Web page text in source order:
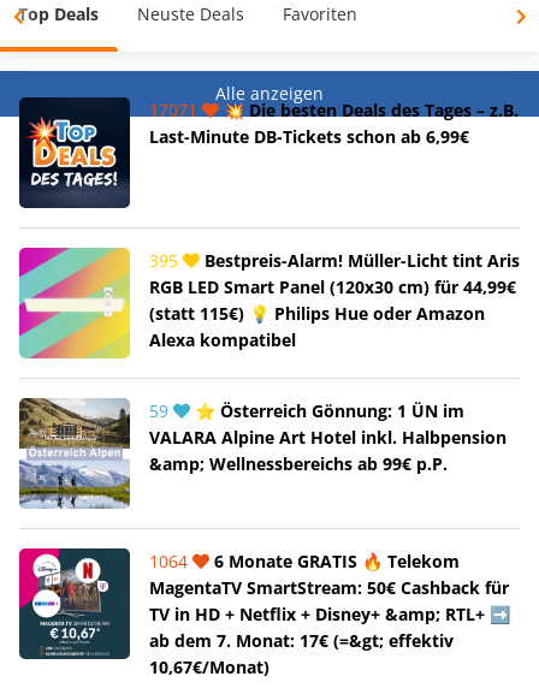
Top Deals Neuste Deals Favoriten
Alle anzeigen
17071
💥 Die besten Deals des Tages – z.B.
Last-Minute DB-Tickets schon ab 6,99€
395
Bestpreis-Alarm! Müller-Licht tint Aris
RGB LED Smart Panel (120x30 cm) für 44,99€
(statt 115€) 💡 Philips Hue oder Amazon
Alexa kompatibel
59
⭐ Österreich Gönnung: 1 ÜN im
VALARA Alpine Art Hotel inkl. Halbpension
&amp; Wellnessbereichs ab 99€ p.P.
1064
6 Monate GRATIS 🔥 Telekom
MagentaTV SmartStream: 50€ Cashback für
TV in HD + Netflix + Disney+ &amp; RTL+ ➡️
ab dem 7. Monat: 17€ (=&gt; effektiv
10,67€/Monat)